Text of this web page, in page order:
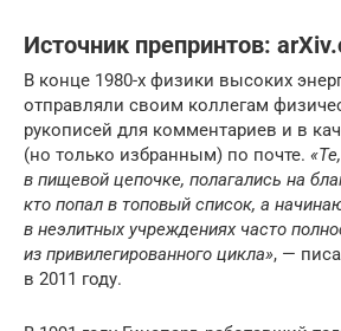
Источник препринтов:
В конце 1980-х физики высоких
отправляли своим коллегам
рукописей для комментариев и в
(но только избранным) по почте.
в пищевой цепочке, полагались на
кто попал в топовый список, а
в неэлитных учреждениях часто
из привилегированного цикла», —
в 2011 году.